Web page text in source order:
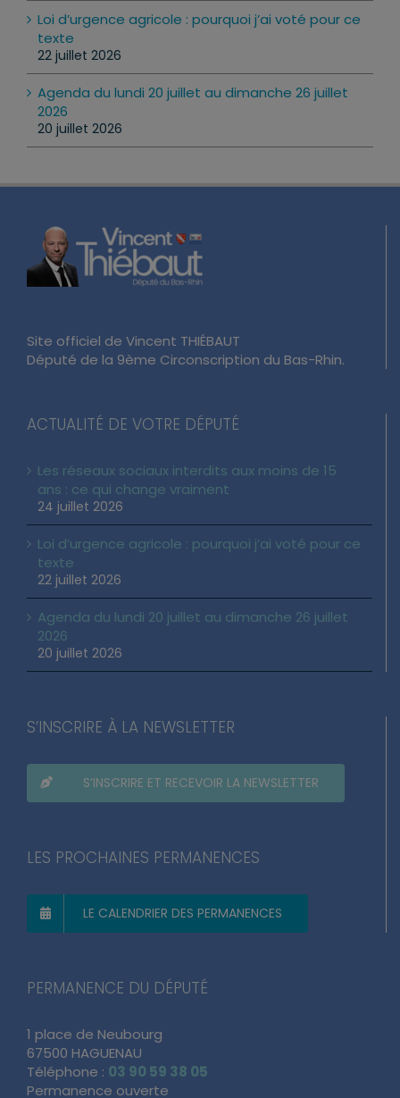
Loi d’urgence agricole : pourquoi j’ai voté pour ce
texte
22 juillet 2026
Agenda du lundi 20 juillet au dimanche 26 juillet
2026
20 juillet 2026
Site officiel de Vincent THIÉBAUT
Député de la 9ème Circonscription du Bas-Rhin.
ACTUALITÉ DE VOTRE DÉPUTÉ
Les réseaux sociaux interdits aux moins de 15
ans : ce qui change vraiment
24 juillet 2026
Loi d’urgence agricole : pourquoi j’ai voté pour ce
texte
22 juillet 2026
Agenda du lundi 20 juillet au dimanche 26 juillet
2026
20 juillet 2026
S’INSCRIRE À LA NEWSLETTER
S’INSCRIRE ET RECEVOIR LA NEWSLETTER
LES PROCHAINES PERMANENCES
LE CALENDRIER DES PERMANENCES
PERMANENCE DU DÉPUTÉ
1 place de Neubourg
67500 HAGUENAU
Téléphone : 03 90 59 38 05
Permanence ouverte